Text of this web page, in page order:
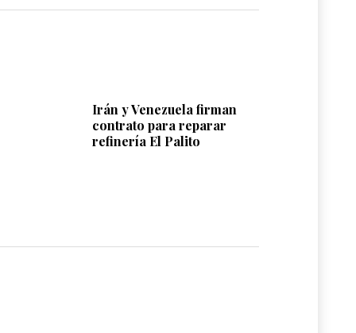
Irán y Venezuela firman
contrato para reparar
refinería El Palito